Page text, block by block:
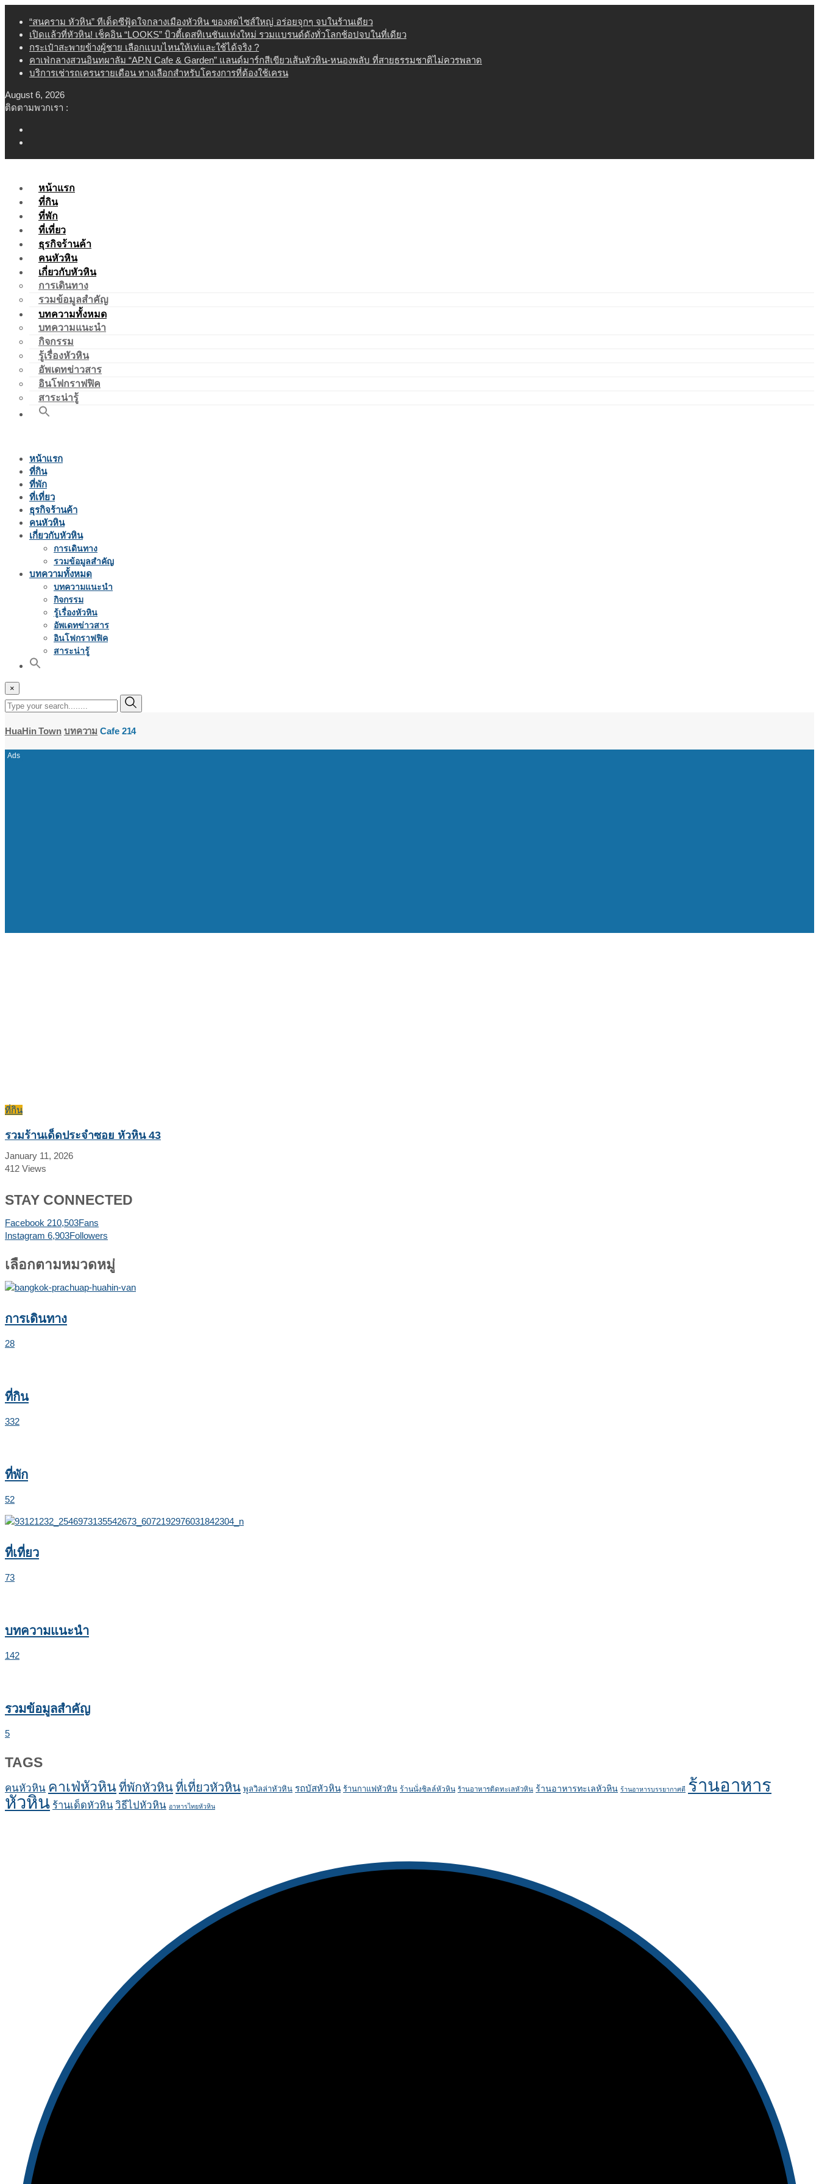
content
“สนคราม หัวหิน” ทีเด็ดซีฟู้ดใจกลางเมืองหัวหิน ของสดไซส์ใหญ่ อร่อยจุกๆ จบในร้านเดียว
เปิดแล้วที่หัวหิน! เช็คอิน “LOOKS” บิวตี้เดสทิเนชันแห่งใหม่ รวมแบรนด์ดังทั่วโลกช้อปจบในที่เดียว
กระเป๋าสะพายข้างผู้ชาย เลือกแบบไหนให้เท่และใช้ได้จริง ?
คาเฟ่กลางสวนอินทผาลัม “AP.N Cafe & Garden” แลนด์มาร์กสีเขียวเส้นหัวหิน-หนองพลับ ที่สายธรรมชาติไม่ควรพลาด
บริการเช่ารถเครนรายเดือน ทางเลือกสำหรับโครงการที่ต้องใช้เครน
August 6, 2026
ติดตามพวกเรา :
หน้าแรก
ที่กิน
ที่พัก
ที่เที่ยว
ธุรกิจร้านค้า
คนหัวหิน
เกี่ยวกับหัวหิน
การเดินทาง
รวมข้อมูลสำคัญ
บทความทั้งหมด
บทความแนะนำ
กิจกรรม
รู้เรื่องหัวหิน
อัพเดทข่าวสาร
อินโฟกราฟฟิค
สาระน่ารู้
หน้าแรก
ที่กิน
ที่พัก
ที่เที่ยว
ธุรกิจร้านค้า
คนหัวหิน
เกี่ยวกับหัวหิน
การเดินทาง
รวมข้อมูลสำคัญ
บทความทั้งหมด
บทความแนะนำ
กิจกรรม
รู้เรื่องหัวหิน
อัพเดทข่าวสาร
อินโฟกราฟฟิค
สาระน่ารู้
×
HuaHin Town บทความ Cafe 214
ที่กิน
รวมร้านเด็ดประจำซอย หัวหิน 43
January 11, 2026
412 Views
STAY CONNECTED
Facebook 210,503Fans
Instagram 6,903Followers
เลือกตามหมวดหมู่
การเดินทาง
28
ที่กิน
332
ที่พัก
52
ที่เที่ยว
73
บทความแนะนำ
142
รวมข้อมูลสำคัญ
5
TAGS
คนหัวหิน คาเฟ่หัวหินที่พักหัวหินที่เที่ยวหัวหิน พูลวิลล่าหัวหิน รถบัสหัวหิน ร้านกาแฟหัวหิน ร้านนั่งชิลล์หัวหิน ร้านอาหารติดทะเลหัวหิน ร้านอาหารทะเลหัวหิน ร้านอาหารบรรยากาศดี ร้านอาหาร
หัวหิน ร้านเด็ดหัวหิน วิธีไปหัวหิน อาหารไทยหัวหิน